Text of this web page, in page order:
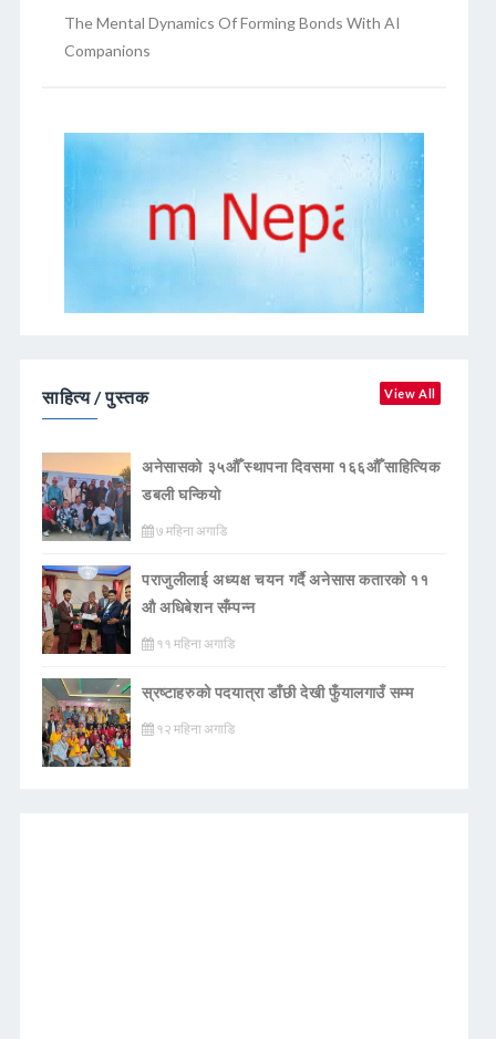
The Mental Dynamics Of Forming Bonds With AI
Companions
साहित्य / पुस्तक View All
अनेसासको ३५औँ स्थापना दिवसमा १६६औँ साहित्यिक
डबली घन्कियाे
७ महिना अगाडि
पराजुलीलाई अध्यक्ष चयन गर्दै अनेसास कतारको ११
औ अधिबेशन सँम्पन्न
११ महिना अगाडि
स्रष्टाहरुको पदयात्रा डाँछी देखी फुँयालगाउँ सम्म
१२ महिना अगाडि